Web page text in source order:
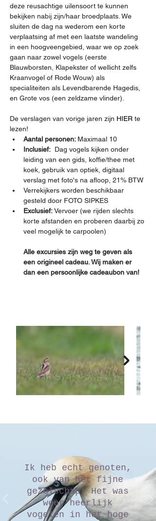
deze reusachtige uilensoort te kunnen
bekijken nabij zijn/haar broedplaats. We
sluiten de dag na wederom een korte
verplaatsing af met een laatste wandeling
in een hoogveengebied, waar we op zoek
gaan naar zowel vogels (eerste
Blauwborsten, Klapekster of wellicht zelfs
Kraanvogel of Rode Wouw) als
specialiteiten als Levendbarende Hagedis,
en Grote vos (een zeldzame vlinder).
De verslagen van vorige jaren zijn HIER te
lezen!
Aantal personen: Maximaal 10
Inclusief: Dag vogels kijken onder
leiding van een gids, koffie/thee met
koek, gebruik van optiek, digitaal
verslag met foto's na afloop, 21% BTW
Verrekijkers worden beschikbaar
gesteld door FOTO SIPKES
Exclusief: Vervoer (we rijden slechts
korte afstanden en proberen daarbij zo
veel mogelijk te carpoolen)
Alle excursies zijn weg te geven als
een origineel cadeau. Wij maken er
dan een persoonlijke cadeaubon van!
Ik heb echt genoten,
ook van het fijne
gezelschap! Het was
weer heerlijk
vogelen in het hoge